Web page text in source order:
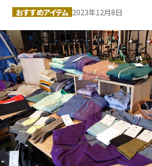
おすすめアイテム 2023年12月8日